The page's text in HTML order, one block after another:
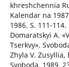
khreshchennia
Kalendar na
1986. S. 111-114.
Domaratskyi A.
Tserkvy».
Zhyla V.
Svoboda. 1989.